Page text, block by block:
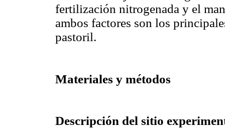
fertilización nitrogenada y el
ambos factores son los
pastoril.
Materiales y métodos
Descripción del sitio